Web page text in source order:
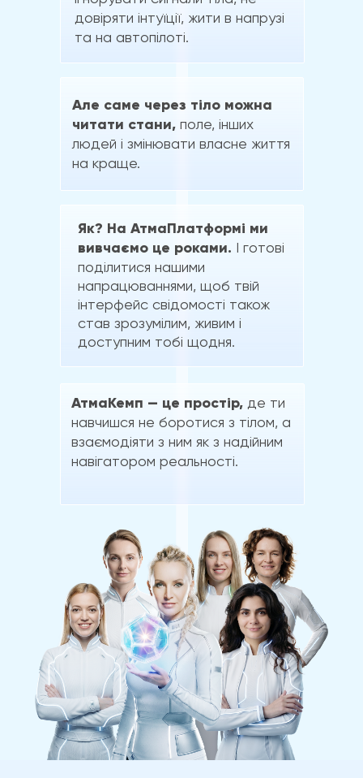
АтмаКемп — це простір, де ти
навчишся не боротися з тілом, а
взаємодіяти з ним як з надійним
навігатором реальності.
Як? На АтмаПлатформі ми
вивчаємо це роками. І готові
поділитися нашими
напрацюваннями, щоб твій
інтерфейс свідомості також
став зрозумілим, живим і
доступним тобі щодня.
Але саме через тіло можна
читати стани, поле, інших
людей і змінювати власне життя
на краще.
довіряти інтуїції, жити в напрузі
та на автопілоті.